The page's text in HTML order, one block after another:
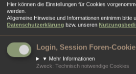
[/list]
ergibt
Die erste mögliche Antwort
Die zweite mögliche Antwort
Die dritte mögliche Antwort
Hier können die Einstellungen für Cookies
werden.
Allgemeine Hinweise und Informationen entnimm bitte
Datenschutzerklärung bzw. unseren
Login, Session Foren-
▼ Mehr Informationen
Zweck: Technisch notwendige Cookies